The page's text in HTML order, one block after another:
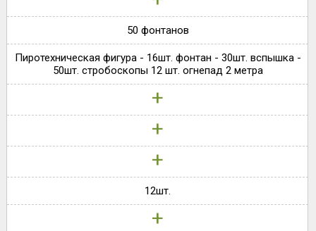
50 фонтанов
Пиротехническая фигура - 16шт. фонтан - 30шт. вспышка -
50шт. стробоскопы 12 шт. огнепад 2 метра
+
+
+
12шт.
+